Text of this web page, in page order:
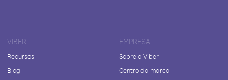
VIBER
Recursos
Blog
EMPRESA
Sobre o Viber
Centro da marca